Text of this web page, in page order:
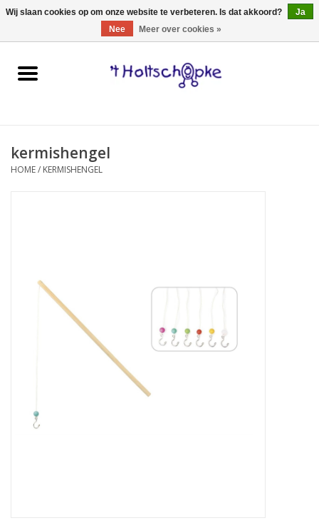
0 Artikelen - €0,00
Home
spellen
kinderkamer
boeken
kermishengel
HOME/ KERMISHENGEL
Wij slaan cookies op om onze website te verbeteren. Is dat akkoord?
Ja
Nee
Meer over cookies »